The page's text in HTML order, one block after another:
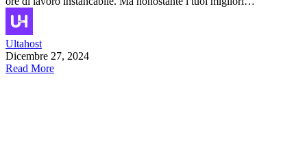
Ultahost
Dicembre 27, 2024
Read More